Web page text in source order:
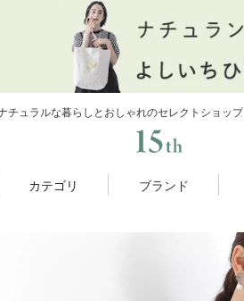
チュラルな暮らしとおしゃれのセレクトショップ
カテゴリ ブランド